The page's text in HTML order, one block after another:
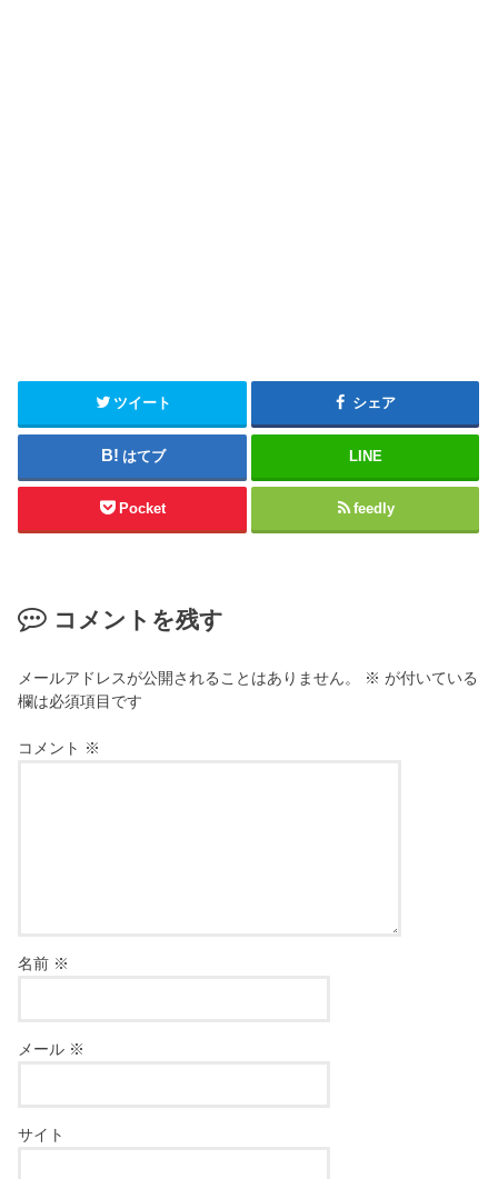
ツイート シェア
はてブ LINE
Pocket feedly
コメントを残す
メールアドレスが公開されることはありません。 ※ が付いている
欄は必須項目です
コメント ※
名前 ※
メール ※
サイト